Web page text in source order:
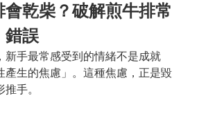
乾柴？破解煎牛排常
錯誤
新手最常感受到的情緒不是成就
產生的焦慮」。這種焦慮，正是毀
手。